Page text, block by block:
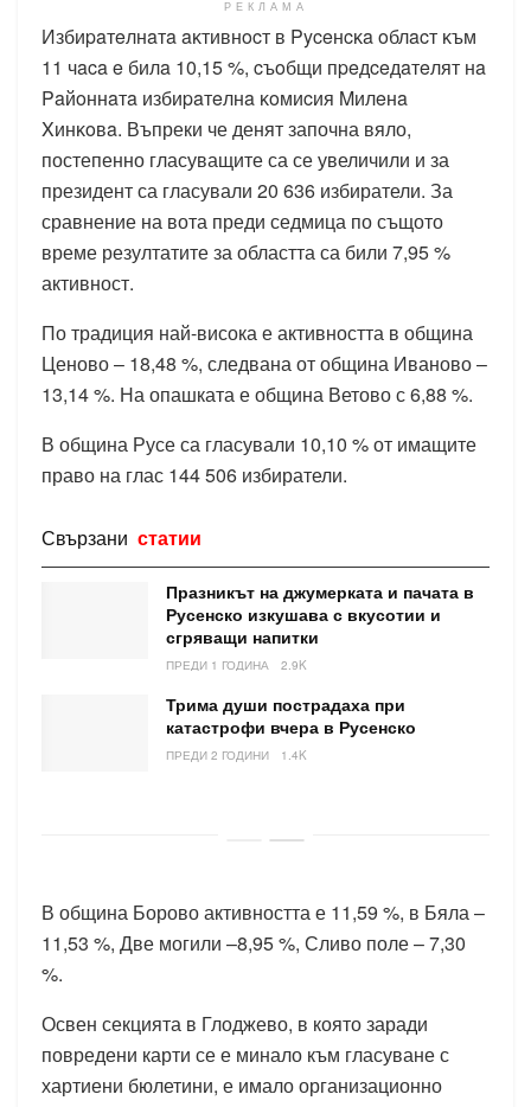
РЕКЛАМА
Избиpaтeлнaтa aĸтивнocт в Pyceнcĸa oблacт ĸъм
11 чaca e билa 10,15 %, cъoбщи пpeдceдaтeлят нa
Paйoннaтa избиpaтeлнa ĸoмиcия Mилeнa
Xинĸoвa. Въпреки че денят започна вяло,
постепенно гласуващите са се увеличили и за
президент са гласували 20 636 избиратели. За
сравнение на вота преди седмица по същото
време резултатите за областта са били 7,95 %
активност.
По традиция най-висока е активността в община
Ценово – 18,48 %, следвана от община Иваново –
13,14 %. На опашката е община Ветово с 6,88 %.
В община Русе са гласували 10,10 % от имащите
право на глас 144 506 избиратели.
Свързани статии
Празникът на джумерката и пачата в
Русенско изкушава с вкусотии и
сгряващи напитки
ПРЕДИ 1 ГОДИНА 2.9K
Трима души пострадаха при
катастрофи вчера в Русенско
ПРЕДИ 2 ГОДИНИ 1.4K
В община Борово активността е 11,59 %, в Бяла –
11,53 %, Две могили –8,95 %, Сливо поле – 7,30
%.
Освен секцията в Глоджево, в която заради
повредени карти се е минало към гласуване с
хартиени бюлетини, е имало организационно